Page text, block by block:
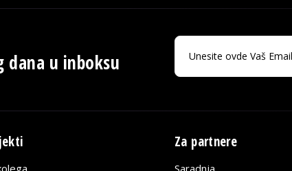
dana u inboksu
Za partnere
Saradnja